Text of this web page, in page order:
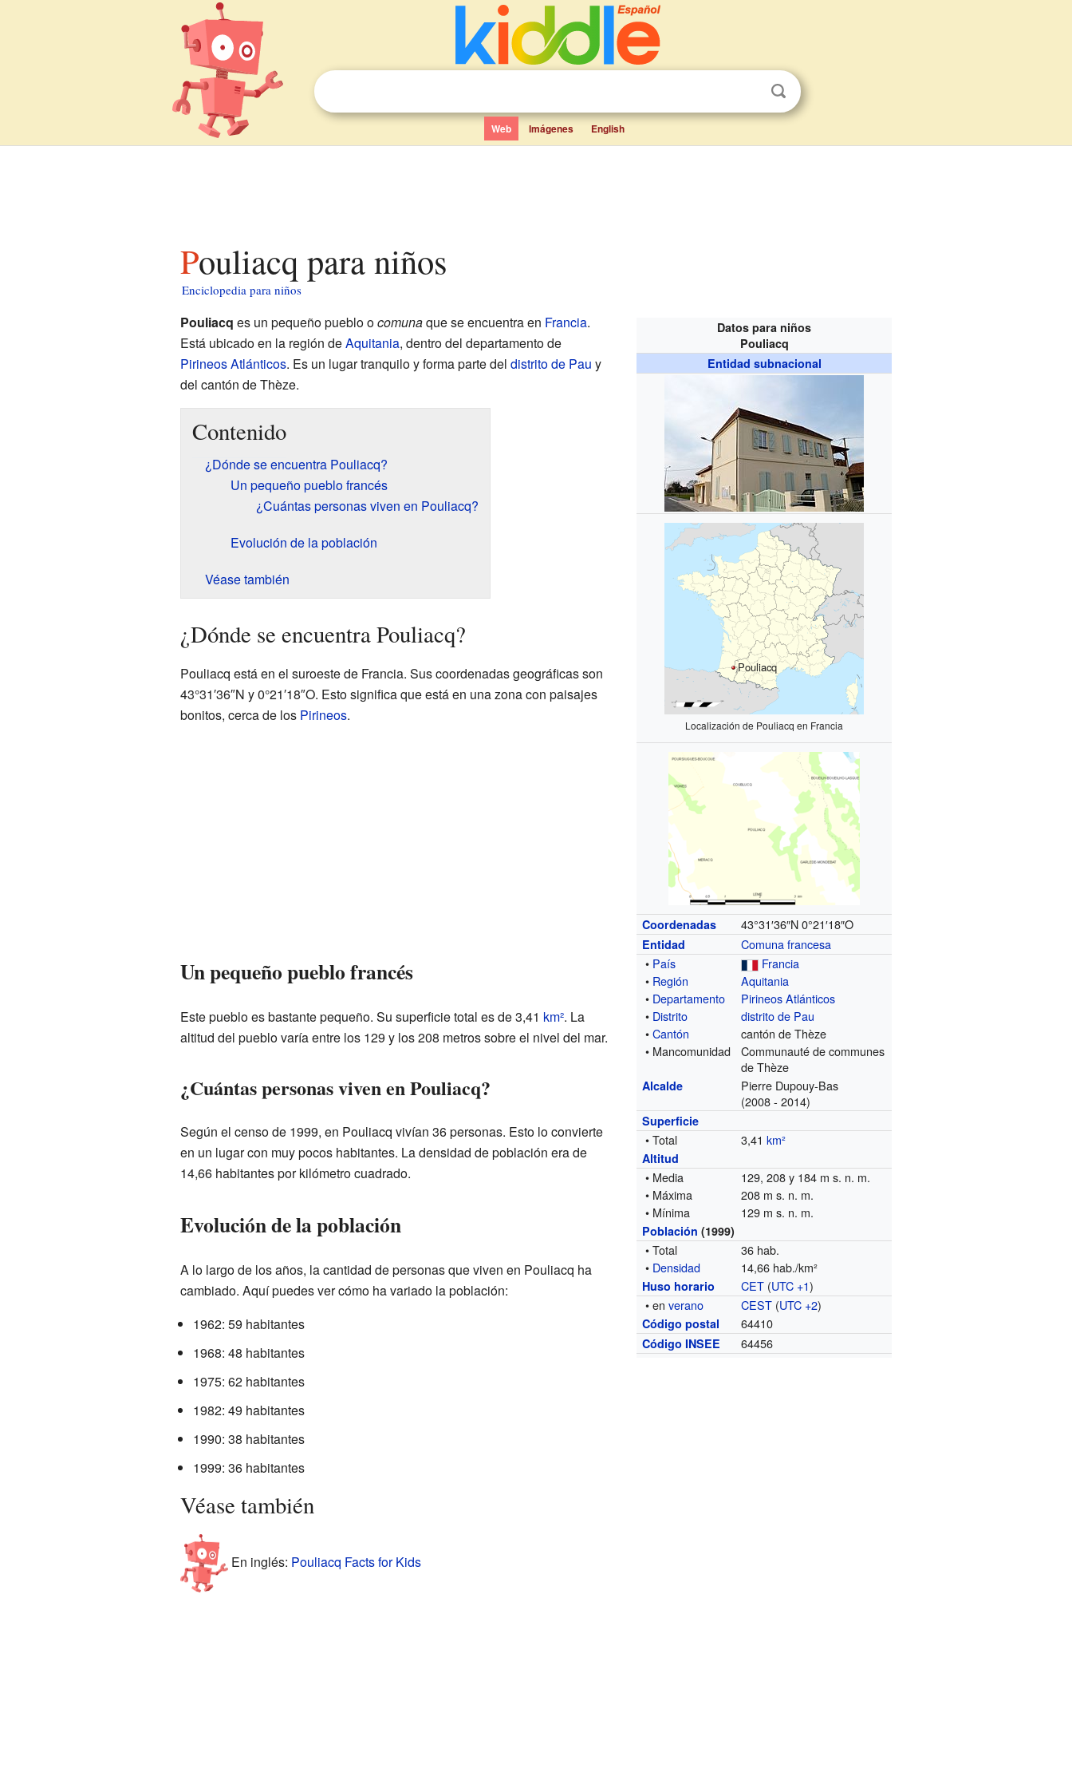
Web Imágenes English
Pouliacq para niños
Enciclopedia para niños
Datos para niños
Pouliacq
Entidad subnacional
Pouliacq
Localización de Pouliacq en Francia
Coordenadas 43°31′36″N 0°21′18″O
Entidad
Comuna francesa
• País
Francia
• Región
Aquitania
• Departamento
Pirineos Atlánticos
• Distrito
distrito de Pau
•Cantón
cantón de Thèze
• Mancomunidad
Communauté de communes
de Thèze
Alcalde
Pierre Dupouy-Bas
(2008 - 2014)
Superficie
• Total 3,41km²
Altitud
• Media
129, 208 y 184 m s. n. m.
• Máxima
208 m s. n. m.
• Mínima
129 m s. n. m.
Población (1999)
• Total
36 hab.
• Densidad 14,66 hab./km²
Huso horario CET (UTC +1)
• enverano CEST (UTC +2)
Código postal 64410
Código INSEE 64456
Pouliacq es un pequeño pueblo ocomunaque se encuentra en Francia.
Está ubicado en la región deAquitania, dentro del departamento de
Pirineos Atlánticos. Es un lugar tranquilo y forma parte del distrito de Pau y
del cantón de Thèze.
Contenido
¿Dónde se encuentra Pouliacq?
Un pequeño pueblo francés
¿Cuántas personas viven en Pouliacq?
Evolución de la población
Véase también
¿Dónde se encuentra Pouliacq?
Pouliacq está en el suroeste de Francia. Sus coordenadas geográficas son
43°31′36″N y 0°21′18″O. Esto significa que está en una zona con paisajes
bonitos, cerca de los Pirineos.
Un pequeño pueblo francés
Este pueblo es bastante pequeño. Su superficie total es de 3,41 km². La
altitud del pueblo varía entre los 129 y los 208 metros sobre el nivel del mar.
¿Cuántas personas viven en Pouliacq?
Según el censo de 1999, en Pouliacq vivían 36 personas. Esto lo convierte
en un lugar con muy pocos habitantes. La densidad de población era de
14,66 habitantes por kilómetro cuadrado.
Evolución de la población
A lo largo de los años, la cantidad de personas que viven en Pouliacq ha
cambiado. Aquí puedes ver cómo ha variado la población:
1962: 59 habitantes
1968: 48 habitantes
1975: 62 habitantes
1982: 49 habitantes
1990: 38 habitantes
1999: 36 habitantes
Véase también
En inglés: Pouliacq Facts for Kids